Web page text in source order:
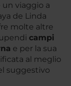
un viaggio a
de Linda
molte altre
campi
e per la sua
al meglio
suggestivo